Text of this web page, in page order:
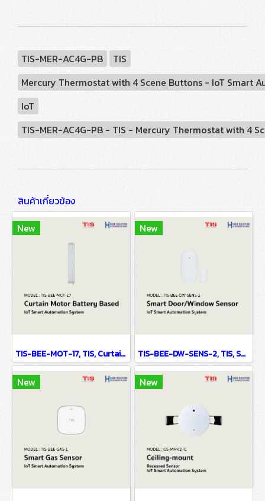
TIS-MER-AC4G-PB
TIS
Mercury Thermostat with 4 Scene Buttons - IoT Smart
IoT
TIS-MER-AC4G-PB - TIS - Mercury Thermostat with 4
สินค้าเกี่ยวข้อง
New
TIS-BEE-MOT-17, TIS, Curtain Motor Battery Based - IoT Smart Automation System
New
TIS-BEE-DW-SENS-2, TIS, Smart Door/Window Sensor - IoT Smart Automation System
New New